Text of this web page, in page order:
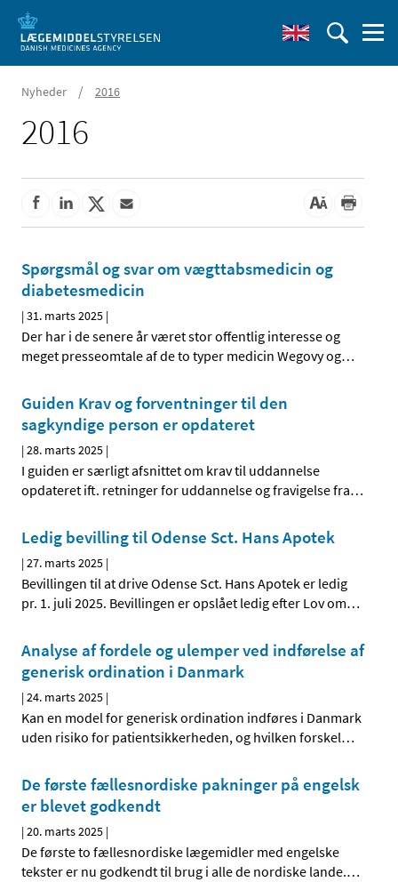
Nyheder / 2016
2016
Spørgsmål og svar om vægttabsmedicin og
diabetesmedicin
|31. marts 2025 |
Der har i de senere år været stor offentlig interesse og
meget presseomtale af de to typer medicin Wegovy og…
Guiden Krav og forventninger til den
sagkyndige person er opdateret
|28. marts 2025 |
I guiden er særligt afsnittet om krav til uddannelse
opdateret ift. retninger for uddannelse og fravigelse fra…
Ledig bevilling til Odense Sct. Hans Apotek
|27. marts 2025 |
Bevillingen til at drive Odense Sct. Hans Apotek er ledig
pr. 1. juli 2025. Bevillingen er opslået ledig efter Lov om…
Analyse af fordele og ulemper ved indførelse af
generisk ordination i Danmark
|24. marts 2025 |
Kan en model for generisk ordination indføres i Danmark
uden risiko for patientsikkerheden, og hvilken forskel…
De første fællesnordiske pakninger på engelsk
er blevet godkendt
|20. marts 2025 |
De første to fællesnordiske lægemidler med engelske
tekster er nu godkendt til brug i alle de nordiske lande.…